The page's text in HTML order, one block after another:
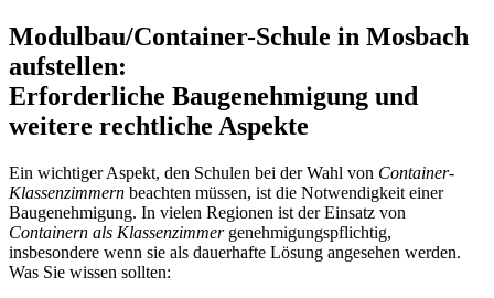
Modulbau/Container-Schule in Mosbach
aufstellen:
Erforderliche Baugenehmigung und
weitere rechtliche Aspekte
Ein wichtiger Aspekt, den Schulen bei der Wahl von Container-
Klassenzimmern beachten müssen, ist die Notwendigkeit einer
Baugenehmigung. In vielen Regionen ist der Einsatz von
Containern als Klassenzimmergenehmigungspflichtig,
insbesondere wenn sie als dauerhafte Lösung angesehen werden.
Was Sie wissen sollten: